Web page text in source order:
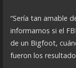
“Sería tan amable
informarnos si el
de un Bigfoot,
fueron los